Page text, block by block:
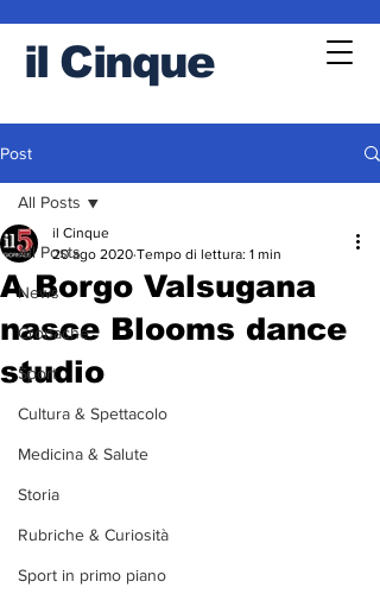
il Cinque
Post
All Posts
News
Cronache
Sport
Cultura & Spettacolo
Medicina & Salute
Storia
Rubriche & Curiosità
Sport in primo piano
All Posts
A Borgo Valsugana
nasce Blooms dance
studio
il Cinque
20 ago 2020 Tempo di lettura: 1 min